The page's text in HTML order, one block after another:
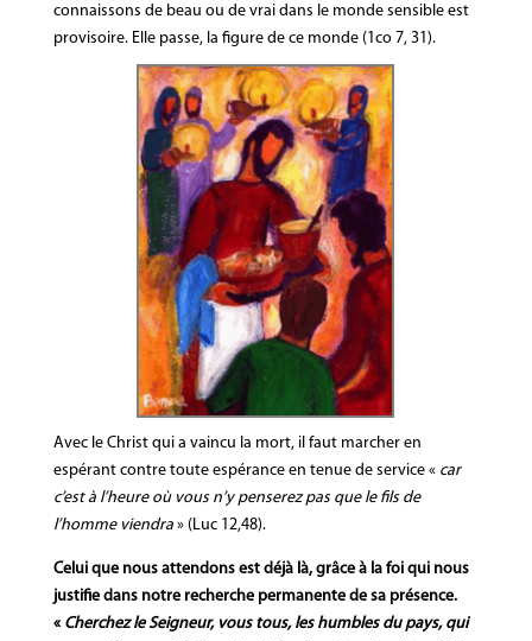
connaissons de beau ou de vrai dans le monde sensible est
provisoire. Elle passe, la figure de ce monde (1co 7, 31).
Avec le Christ qui a vaincu la mort, il faut marcher en
espérant contre toute espérance en tenue de service « car
c’est à l’heure où vous n’y penserez pas que le fils de
l’homme viendra» (Luc 12,48).
Celui que nous attendons est déjà là, grâce à la foi qui nous
justifie dans notre recherche permanente de sa présence.
« Cherchez le Seigneur, vous tous, les humbles du pays, qui